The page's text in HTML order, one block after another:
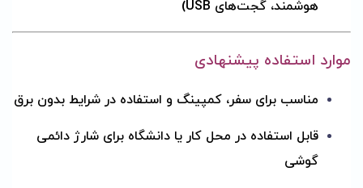
هوشمند، گجت‌های USB)
موارد استفاده پیشنهادی
مناسب برای سفر، کمپینگ و استفاده در شرایط بدون برق
قابل استفاده در محل کار یا دانشگاه برای شارژ دائمی
گوشی